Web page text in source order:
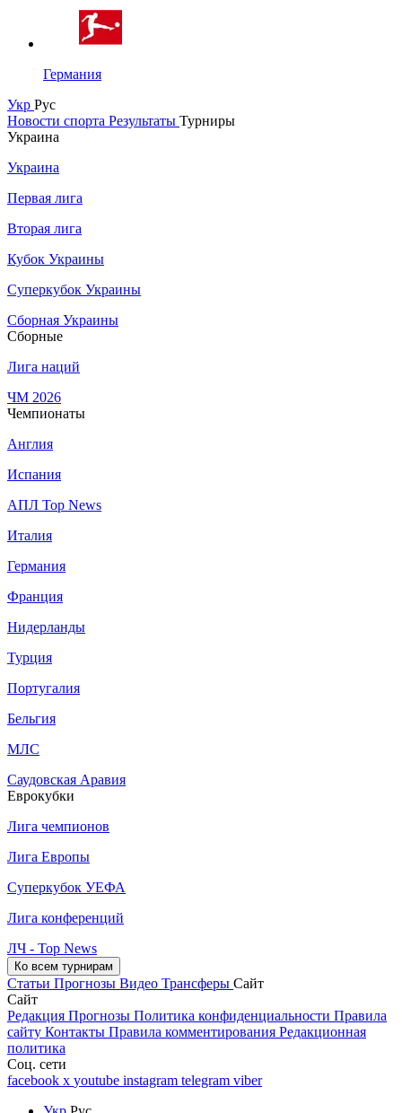
Германия
Укр Рус
Новости спорта Результаты Турниры
Украина
Украина
Первая лига
Вторая лига
Кубок Украины
Суперкубок Украины
Сборная Украины
Сборные
Лига наций
ЧМ 2026
Чемпионаты
Англия
Испания
АПЛ Top News
Италия
Германия
Франция
Нидерланды
Турция
Португалия
Бельгия
МЛС
Саудовская Аравия
Еврокубки
Лига чемпионов
Лига Европы
Суперкубок УЕФА
Лига конференций
ЛЧ - Top News
Ко всем турнирам
Статьи Прогнозы Видео Трансферы Сайт
Сайт
Редакция Прогнозы Политика конфиденциальности Правила
сайту Контакты Правила комментирования Редакционная
политика
Соц. сети
facebook x youtube instagram telegram viber